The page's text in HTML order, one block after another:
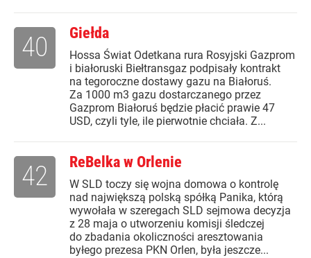
Giełda
Hossa Świat Odetkana rura Rosyjski Gazprom
i białoruski Biełtransgaz podpisały kontrakt
na tegoroczne dostawy gazu na Białoruś.
Za 1000 m3 gazu dostarczanego przez
Gazprom Białoruś będzie płacić prawie 47
USD, czyli tyle, ile pierwotnie chciała. Z...
40
ReBelka w Orlenie
W SLD toczy się wojna domowa o kontrolę
nad największą polską spółką Panika, którą
wywołała w szeregach SLD sejmowa decyzja
z 28 maja o utworzeniu komisji śledczej
do zbadania okoliczności aresztowania
byłego prezesa PKN Orlen, była jeszcze...
42